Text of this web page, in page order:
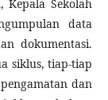
Kepala Sekolah
data
dokumentasi.
siklus, tiap-tiap
dan